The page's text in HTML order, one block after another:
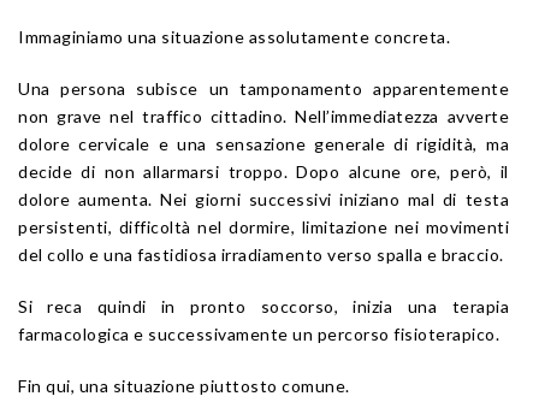
Immaginiamo una situazione assolutamente concreta.
Una persona subisce un tamponamento apparentemente
non grave nel traffico cittadino. Nell’immediatezza avverte
dolore cervicale e una sensazione generale di rigidità, ma
decide di non allarmarsi troppo. Dopo alcune ore, però, il
dolore aumenta. Nei giorni successivi iniziano mal di testa
persistenti, difficoltà nel dormire, limitazione nei movimenti
del collo e una fastidiosa irradiamento verso spalla e braccio.
Si reca quindi in pronto soccorso, inizia una terapia
farmacologica e successivamente un percorso fisioterapico.
Fin qui, una situazione piuttosto comune.